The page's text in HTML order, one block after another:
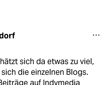
sich da etwas zu viel,
die einzelnen Blogs.
auf Indymedia